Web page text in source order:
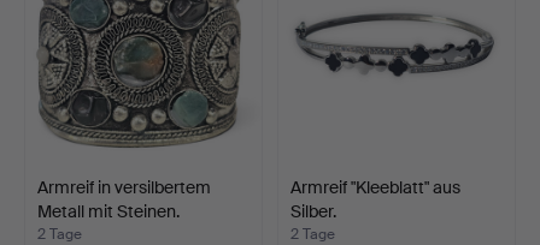
Armreif in versilbertem
Metall mit Steinen.
2 Tage
Armreif "Kleeblatt" aus
Silber.
2 Tage